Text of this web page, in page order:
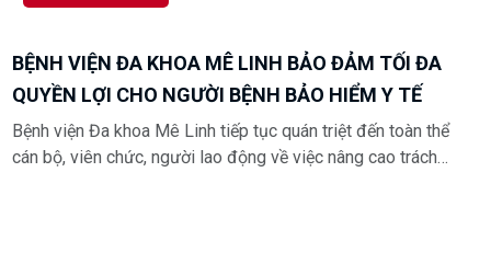
BỆNH VIỆN ĐA KHOA MÊ LINH BẢO ĐẢM TỐI ĐA
QUYỀN LỢI CHO NGƯỜI BỆNH BẢO HIỂM Y TẾ
Bệnh viện Đa khoa Mê Linh tiếp tục quán triệt đến toàn thể
cán bộ, viên chức, người lao động về việc nâng cao trách